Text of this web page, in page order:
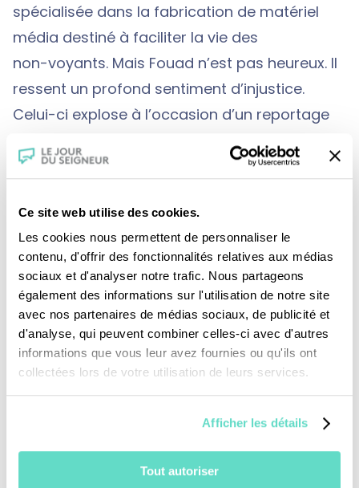
Ce site web utilise des cookies.
Les cookies nous permettent de personnaliser le
contenu, d'offrir des fonctionnalités relatives aux médias
sociaux et d'analyser notre trafic. Nous partageons
également des informations sur l'utilisation de notre site
avec nos partenaires de médias sociaux, de publicité et
d'analyse, qui peuvent combiner celles-ci avec d'autres
informations que vous leur avez fournies ou qu'ils ont
collectées lors de votre utilisation de leurs services.
Afficher les détails
Tout autoriser
spécialisée dans la fabrication de matériel
média destiné à faciliter la vie des
non-voyants. Mais Fouad n’est pas heureux. Il
ressent un profond sentiment d’injustice.
Celui-ci explose à l’occasion d’un reportage
responsable de l’attentat dans lequel il a
Il est submergé par la haine, il voudrait tuer de
ses mains celui qui lui a ôté la vue. Fouad
ressent alors que ce qui lui est demandé à ce
moment précis est à la fois
complètement fou et absolument impossible :
pardonner ! Il lui faudra dix ans pour
accomplir ce long chemin et pouvoir donner
ce pardon demandé et reçu.
C’est ce parcours étonnant, de Beyrouth à
Paris, que le documentaire retrace. A travers
sa parole, nous verrons comment la Parole